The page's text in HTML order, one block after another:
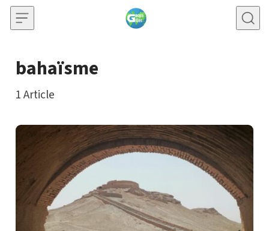
Skip to content
bahaïsme
1Article